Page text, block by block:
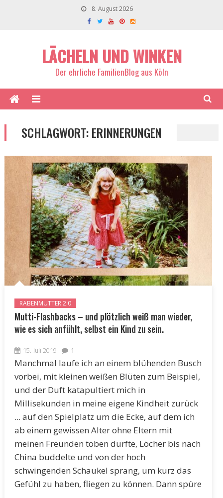
8. August 2026
LÄCHELN UND WINKEN
Der ehrliche FamilienBlog aus Köln
SCHLAGWORT:ERINNERUNGEN
RABENMUTTER 2.0
Mutti-Flashbacks – und plötzlich weiß man wieder,
wie es sich anfühlt, selbst ein Kind zu sein.
15. Juli 2019 1
Manchmal laufe ich an einem blühenden Busch
vorbei, mit kleinen weißen Blüten zum Beispiel,
und der Duft katapultiert mich in
Millisekunden in meine eigene Kindheit zurück
... auf den Spielplatz um die Ecke, auf dem ich
ab einem gewissen Alter ohne Eltern mit
meinen Freunden toben durfte, Löcher bis nach
China buddelte und von der hoch
schwingenden Schaukel sprang, um kurz das
Gefühl zu haben, fliegen zu können. Dann spüre